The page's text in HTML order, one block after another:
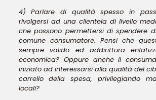
4) Parlare di qualità spesso in
rivolgersi ad una clientela di livello
che possono permettersi di spendere
comune consumatore. Pensi che
sempre valido ed addirittura
economica? Oppure anche il
iniziato ad interessarsi alla qualità del
carrello della spesa, privilegiando
locali?